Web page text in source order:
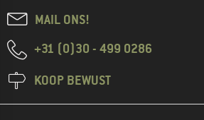
MAIL ONS!
+31 (0)30 - 499 0286
KOOP BEWUST